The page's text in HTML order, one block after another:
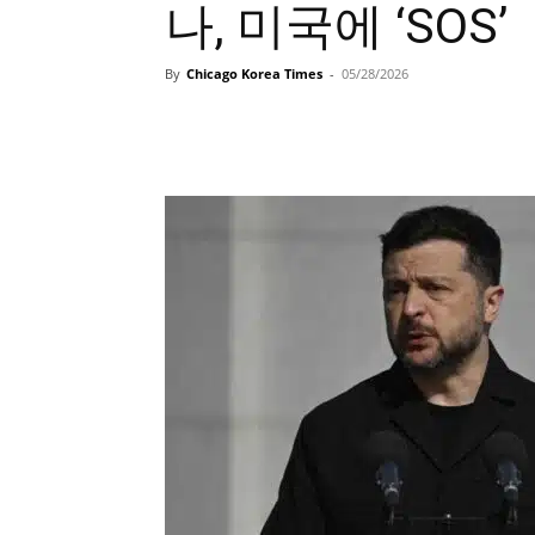
나, 미국에 ‘SOS’
By Chicago Korea Times - 05/28/2026